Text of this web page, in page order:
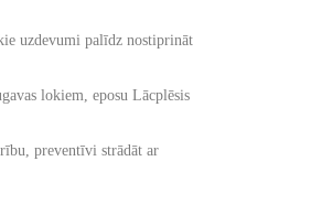
uzdevumi palīdz nostiprināt
lokiem, eposu Lācplēsis
preventīvi strādāt ar